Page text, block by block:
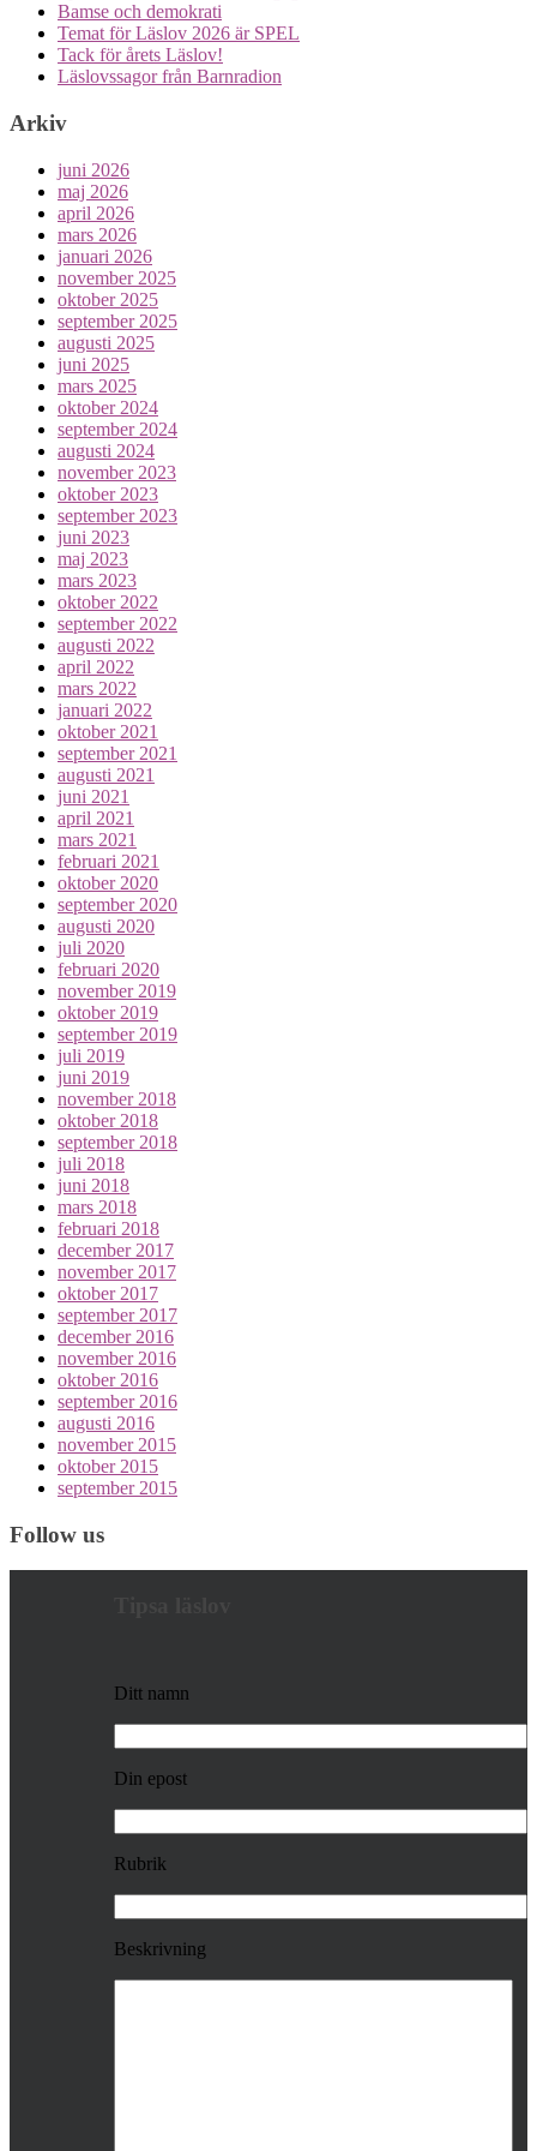
Bamse och demokrati
Temat för Läslov 2026 är SPEL
Tack för årets Läslov!
Läslovssagor från Barnradion
Arkiv
juni 2026
maj 2026
april 2026
mars 2026
januari 2026
november 2025
oktober 2025
september 2025
augusti 2025
juni 2025
mars 2025
oktober 2024
september 2024
augusti 2024
november 2023
oktober 2023
september 2023
juni 2023
maj 2023
mars 2023
oktober 2022
september 2022
augusti 2022
april 2022
mars 2022
januari 2022
oktober 2021
september 2021
augusti 2021
juni 2021
april 2021
mars 2021
februari 2021
oktober 2020
september 2020
augusti 2020
juli 2020
februari 2020
november 2019
oktober 2019
september 2019
juli 2019
juni 2019
november 2018
oktober 2018
september 2018
juli 2018
juni 2018
mars 2018
februari 2018
december 2017
november 2017
oktober 2017
september 2017
december 2016
november 2016
oktober 2016
september 2016
augusti 2016
november 2015
oktober 2015
september 2015
Follow us
Ditt namn
Din epost
Rubrik
Beskrivning